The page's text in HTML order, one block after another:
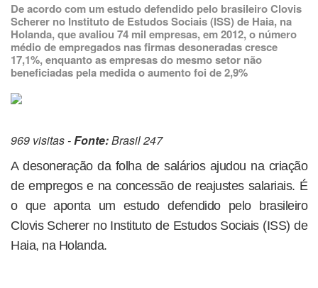
De acordo com um estudo defendido pelo brasileiro Clovis
Scherer no Instituto de Estudos Sociais (ISS) de Haia, na
Holanda, que avaliou 74 mil empresas, em 2012, o número
médio de empregados nas firmas desoneradas cresce
17,1%, enquanto as empresas do mesmo setor não
beneficiadas pela medida o aumento foi de 2,9%
969 visitas -Fonte:Brasil 247
A desoneração da folha de salários ajudou na criação
de empregos e na concessão de reajustes salariais. É
o que aponta um estudo defendido pelo brasileiro
Clovis Scherer no Instituto de Estudos Sociais (ISS) de
Haia, na Holanda.